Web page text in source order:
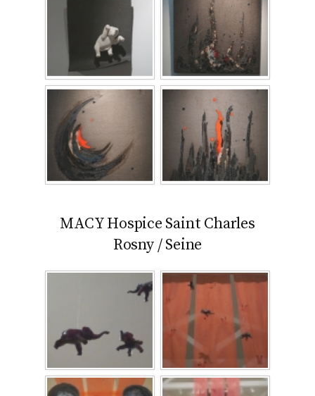
MACY Hospice Saint Charles
Rosny / Seine